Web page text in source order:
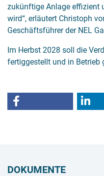
zukünftige Anlage effizient
wird“, erläutert Christoph
Geschäftsführer der NEL
Im Herbst 2028 soll die
fertiggestellt und in Betrieb
DOKUMENTE